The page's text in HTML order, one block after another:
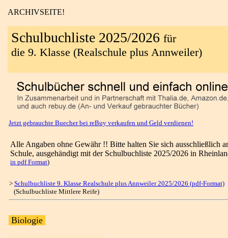
ARCHIVSEITE!
Schulbuchliste 2025/2026 für
die 9. Klasse (Realschule plus Annweiler)
Jetzt gebrauchte Buecher bei reBuy verkaufen und Geld verdienen!
Alle Angaben ohne Gewähr !! Bitte halten Sie sich ausschließlich
Schule, ausgehändigt mit der Schulbuchliste 2025/2026 in
in pdf Format)
> Schulbuchliste 9. Klasse Realschule plus Annweiler 2025/2026 (pdf-Format)
(Schulbuchliste Mittlere Reife)
Biologie